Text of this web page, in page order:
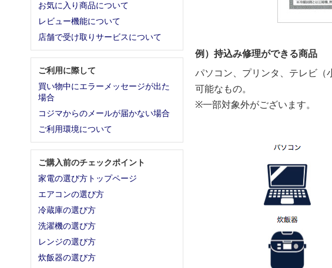
お気に入り商品について
レビュー機能について
店舗で受け取りサービスについて
ご利用に際して
買い物中にエラーメッセージが出た
場合
コジマからのメールが届かない場合
ご利用環境について
ご購入前のチェックポイント
家電の選び方トップページ
エアコンの選び方
冷蔵庫の選び方
洗濯機の選び方
レンジの選び方
炊飯器の選び方
例）持込み修理ができる商品
パソコン、プリンタ、テレビ（
可能なもの。
※一部対象外がございます。